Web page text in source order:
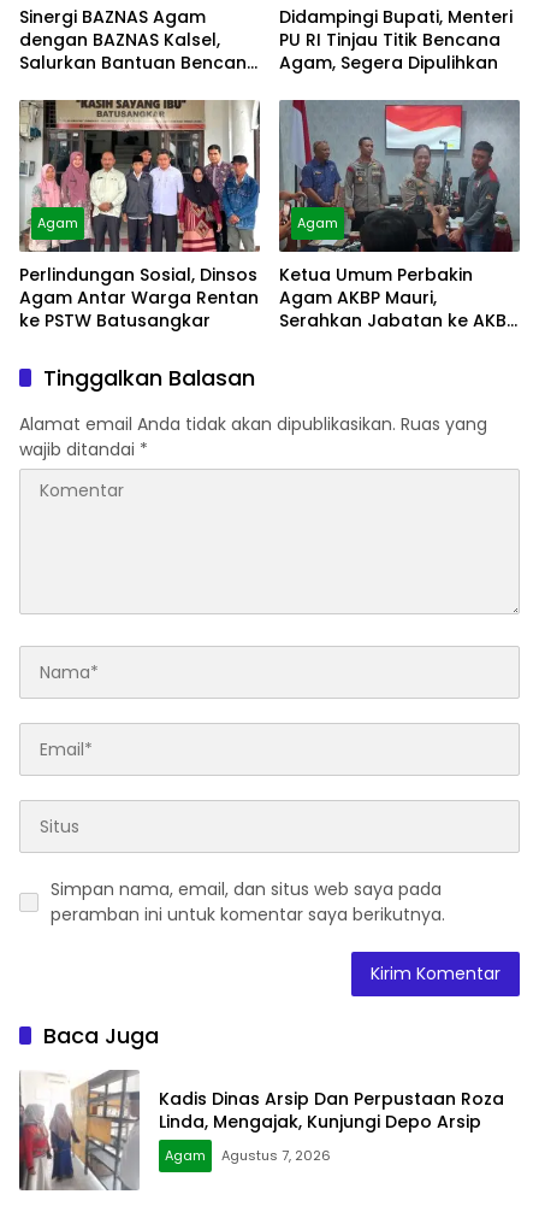
Sinergi BAZNAS Agam
dengan BAZNAS Kalsel,
Salurkan Bantuan Bencana
Didampingi Bupati, Menteri
PU RI Tinjau Titik Bencana
Agam, Segera Dipulihkan
Agam
Perlindungan Sosial, Dinsos
Agam Antar Warga Rentan
ke PSTW Batusangkar
Agam
Ketua Umum Perbakin
Agam AKBP Mauri,
Serahkan Jabatan ke AKBP
Tinggalkan Balasan
Alamat email Anda tidak akan dipublikasikan. Ruas yang
wajib ditandai *
Simpan nama, email, dan situs web saya pada
peramban ini untuk komentar saya berikutnya.
Baca Juga
Kadis Dinas Arsip Dan Perpustaan Roza
Linda, Mengajak, Kunjungi Depo Arsip
Agam Agustus 7, 2026